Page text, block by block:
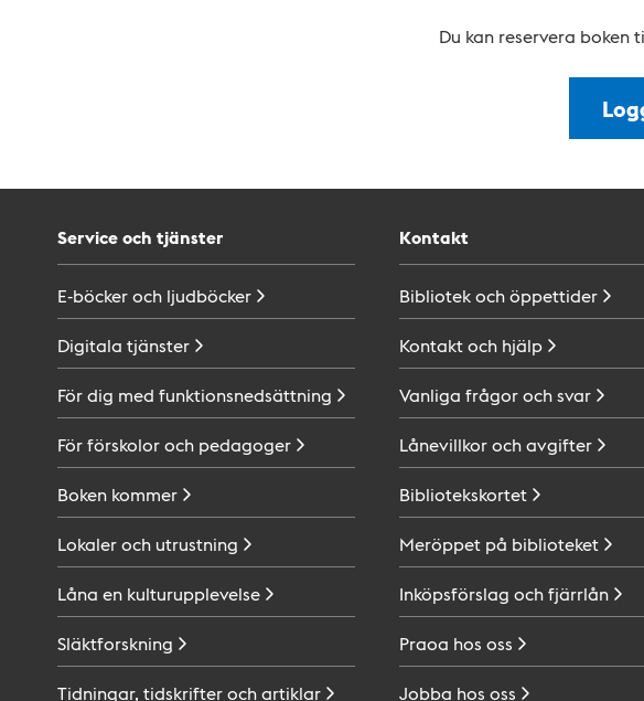
Du kan reservera
Service och tjänster
E-böcker och ljudböcker
Digitala tjänster
För dig med funktionsnedsättning
För förskolor och pedagoger
Boken kommer
Lokaler och utrustning
Låna en kulturupplevelse
Släktforskning
Tidningar, tidskrifter ochartiklar
Kontakt
Bibliotek ochöppettider
Kontakt och hjälp
Vanliga frågor ochsvar
Lånevillkor ochavgifter
Bibliotekskortet
Meröppet på biblioteket
Inköpsförslag ochfjärrlån
Praoa hos oss
Jobba hos oss